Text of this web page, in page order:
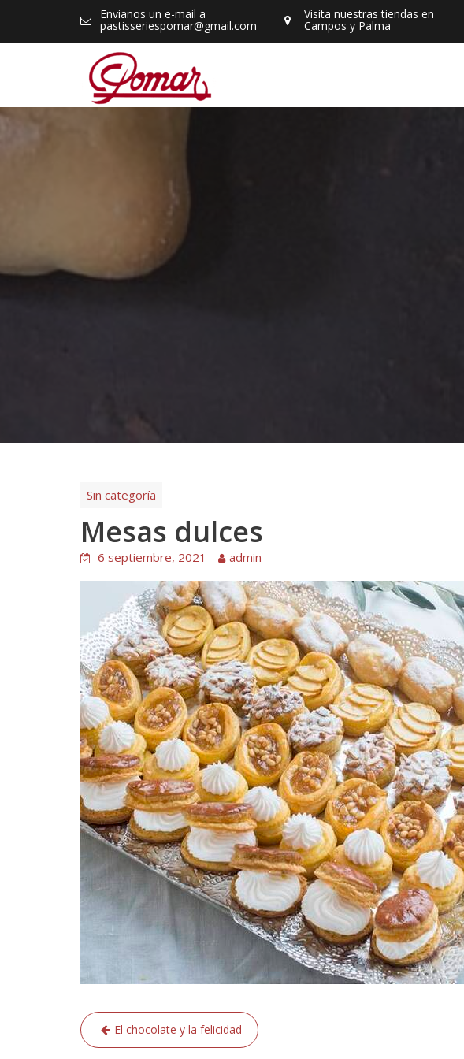
content
Envianos un e-mail a
pastisseriespomar@gmail.com
Visita nuestras tiendas en
Campos y Palma
Sin categoría
Mesas dulces
6 septiembre, 2021 admin
Navegación
de
El chocolate y la felicidad